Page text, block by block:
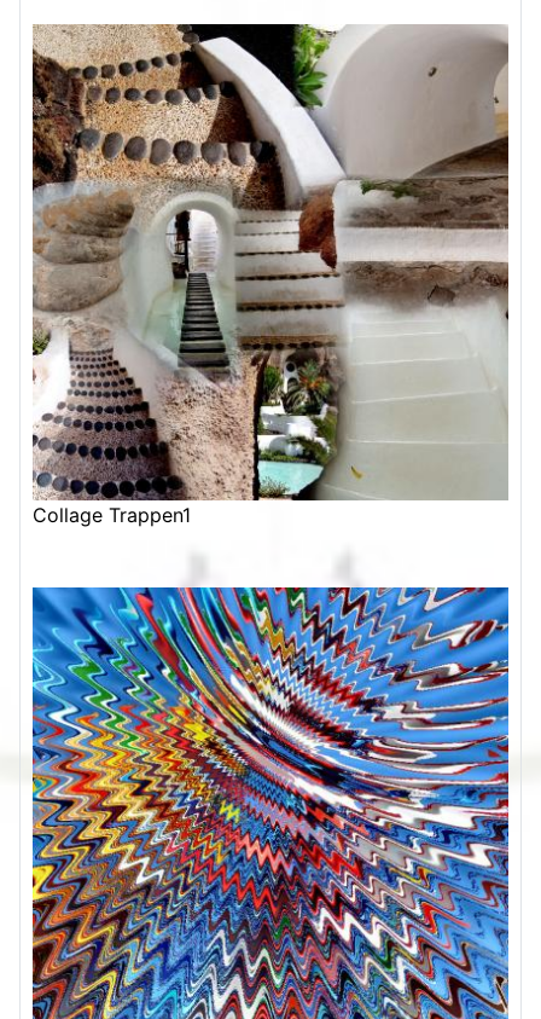
Collage Trappen1